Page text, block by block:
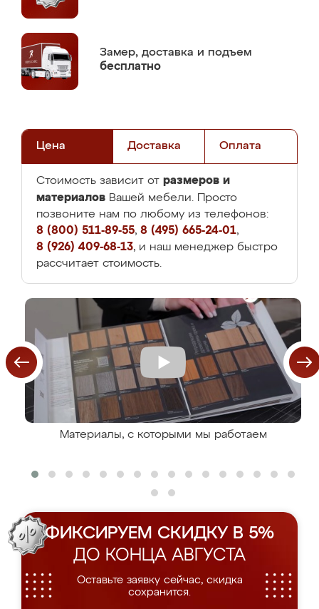
Замер, доставка и подъем
бесплатно
Цена Доставка Оплата
Стоимость зависит от размеров и
материалов Вашей мебели. Просто
позвоните нам по любому из телефонов:
8 (800) 511-89-55, 8 (495) 665-24-01,
8 (926) 409-68-13, и наш менеджер быстро
рассчитает стоимость.
Материалы, с которыми мы работаем
ФИКСИРУЕМ СКИДКУ В 5%
ДО КОНЦА АВГУСТА
Оставьте заявку сейчас, скидка
сохранится.